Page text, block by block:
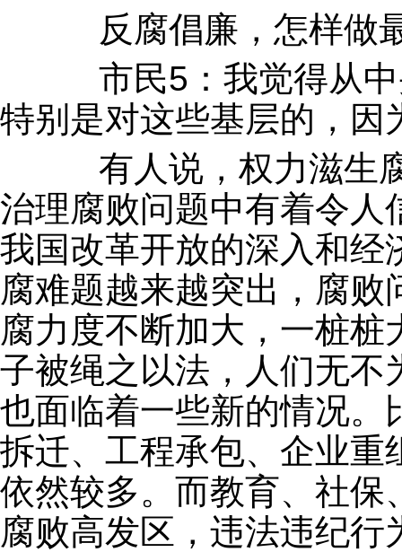
反腐倡廉，怎样做
市民5：我觉得从中
特别是对这些基层的，因
有人说，权力滋生腐
治理腐败问题中有着令人
我国改革开放的深入和经
腐难题越来越突出，腐
腐力度不断加大，一桩
子被绳之以法，人们无不
也面临着一些新的情况。
拆迁、工程承包、企业重
依然较多。而教育、社保
腐败高发区，违法违纪